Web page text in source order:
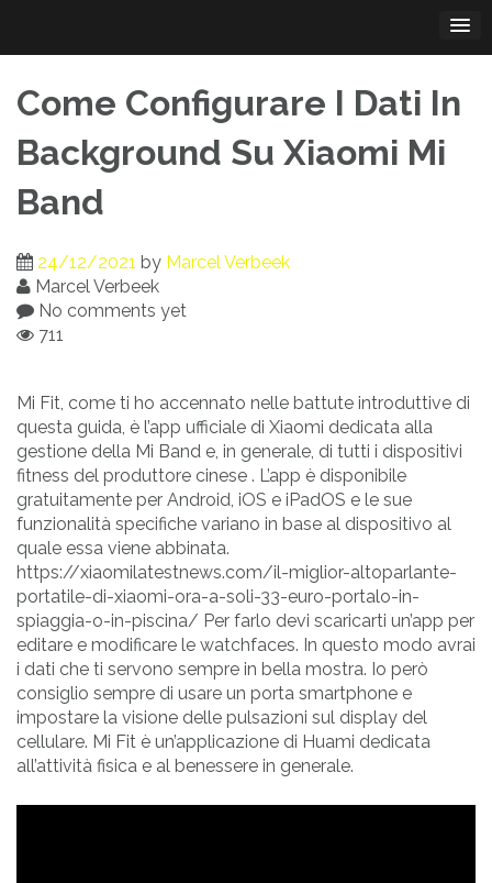
content
Come Configurare I Dati In
Background Su Xiaomi Mi
Band
24/12/2021 by Marcel Verbeek
Marcel Verbeek
No comments yet
711
Mi Fit, come ti ho accennato nelle battute introduttive di
questa guida, è l’app ufficiale di Xiaomi dedicata alla
gestione della Mi Band e, in generale, di tutti i dispositivi
fitness del produttore cinese . L’app è disponibile
gratuitamente per Android, iOS e iPadOS e le sue
funzionalità specifiche variano in base al dispositivo al
quale essa viene abbinata.
https://xiaomilatestnews.com/il-miglior-altoparlante-
portatile-di-xiaomi-ora-a-soli-33-euro-portalo-in-
spiaggia-o-in-piscina/ Per farlo devi scaricarti un’app per
editare e modificare le watchfaces. In questo modo avrai
i dati che ti servono sempre in bella mostra. Io però
consiglio sempre di usare un porta smartphone e
impostare la visione delle pulsazioni sul display del
cellulare. Mi Fit è un’applicazione di Huami dedicata
all’attività fisica e al benessere in generale.